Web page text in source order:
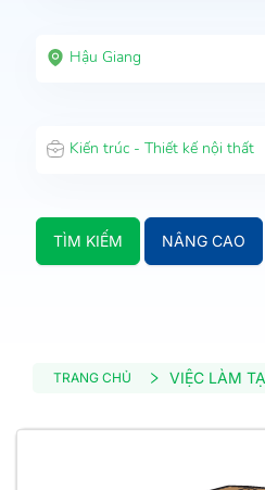
Hậu Giang
Kiến trúc - Thiết kế nội thất
TÌM KIẾM NÂNG CAO
TRANG CHỦ VIỆC LÀM